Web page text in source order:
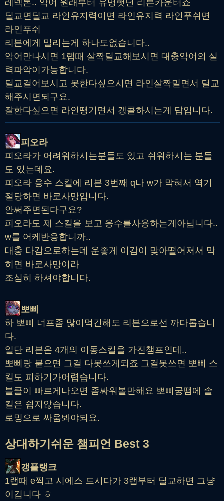
레넥톤.. 악어 원래부터 유명햇던 리븐카운터죠
딜교면딜교 라인유지력이면 라인유지력 라인푸쉬면
라인푸쉬
리븐에게 밀리는게 하나도없습니다..
악어만나시면 1랩때 살짝딜교해보시면 대충악어의 실
력파악이가능합니다.
딜교걸어보시고 못한다싶으시면 라인살짝밀면서 딜교
해주시면되구요.
잘한다싶으면 라인땡기면서 갱콜하시는게 답입니다.
피오라
피오라가 어려워하시는분들도 있고 쉬워하시는 분들
도 있는데요.
피오라 응수 스킬에 리븐 3번째 q나 w가 막혀서 역기
절당하면 바로사망입니다.
안써주면된다구요?
피오라도 제 스킬을 보고 응수를사용하는게아닙니다..
w를 어케반응합니까..
대충 다감으로하는데 운좋게 이감이 맞아떨어저서 막
히면 바로사망이라
조심히 하셔야합니다.
뽀삐
하 뽀삐 너프좀 많이먹긴해도 리븐으로선 까다롭습니
다.
일단 리븐은 4개의 이동스킬을 가진챔프인데..
뽀삐랑 붙으면 그걸 다못쓰게되죠 그걸못쓰면 뽀삐 스
킬도 피하기가어렵습니다.
블클이 빠르게나오면 좀싸워볼만해요 뽀삐궁땜에 솔
킬은 쉽지않습니다.
로밍으로 싸움봐야되요.
상대하기쉬운 챔피언 Best 3
갱플랭크
1랩때 e찍고 시에스 드시다가 3랩부터 딜교하면 그냥
이깁니다 ㅎ